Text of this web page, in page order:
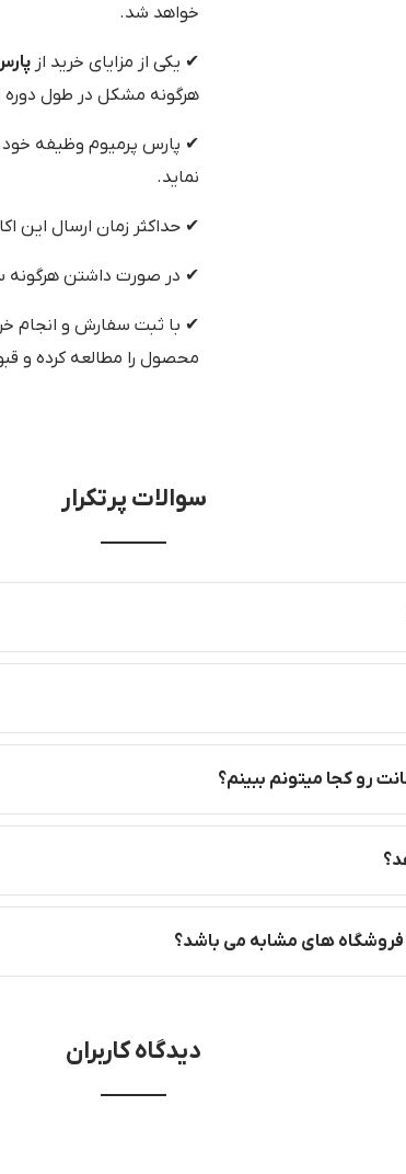
خواهد شد.
✔ یکی از مزایای خرید از
هرگونه مشکل در طول دوره
✔ پارس پرمیوم وظیفه خود
نماید.
✔ حداکثر زمان ارسال این اکانت از ۱ تا نهایت ۴۸
✔ در صورت داشتن هرگونه
✔ با ثبت سفارش و انجام
محصول را مطالعه کرده و
سوالات پرتکرار
رو کجا میتونم ببینم؟
فروشگاه های مشابه می باشد؟
دیدگاه کاربران